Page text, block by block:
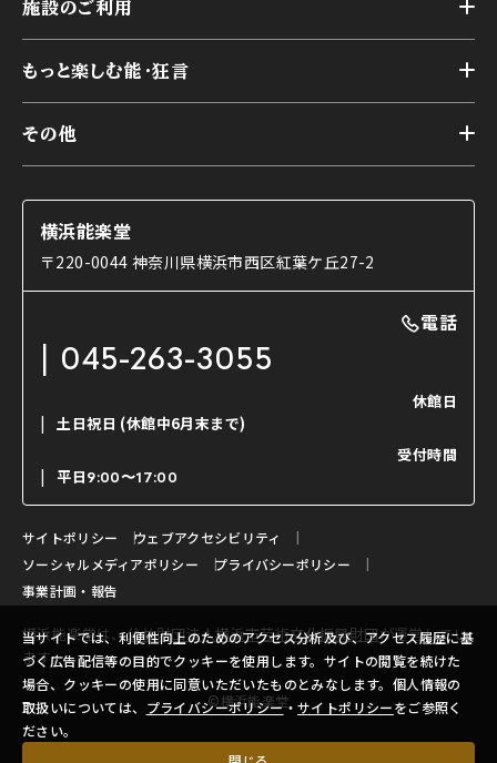
当サイトでは、利便性向上のためのアクセス分析及び、アクセス履歴に基
づく広告配信等の目的でクッキーを使用します。サイトの閲覧を続けた
場合、クッキーの使用に同意いただいたものとみなします。個人情報の
取扱いについては、 プライバシーポリシー・サイトポリシーをご参照く
ださい。
能舞台の歴史と特徴
様々なお客様に向けて
本舞台座席
交通アクセス
アーカイブ
施設のご利用
第二舞台
研修室
楽屋
ご利用の流れ
利用料金表
もっと楽しむ能・狂言
能舞台と演じ手
使用する道具
能・狂言の曲目説明
日本の古典芸能
その他
コラム
OTABISHO
チケット購入方法
ご寄附について
よくいただくご質問
お問い合わせ
横浜能楽堂
〒220-0044 神奈川県横浜市西区紅葉ケ丘27-2
電話
045-263-3055
休館日
土日祝日 (休館中6月末まで)
受付時間
平日9:00〜17:00
サイトポリシー
ウェブアクセシビリティ
ソーシャルメディアポリシー
プライバシーポリシー
事業計画・報告
横浜能楽堂は、公益財団法人横浜市芸術文化振興財団が運営してい
ます。
©横浜能楽堂